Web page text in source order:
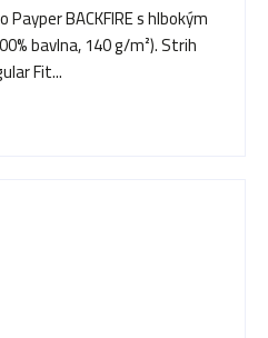
BACKFIRE s hlbokým
bavlna, 140 g/m²). Strih
Fit...